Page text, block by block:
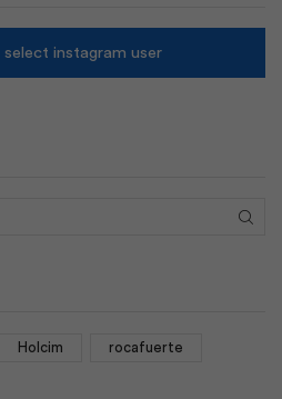
instagram user
Holcim rocafuerte